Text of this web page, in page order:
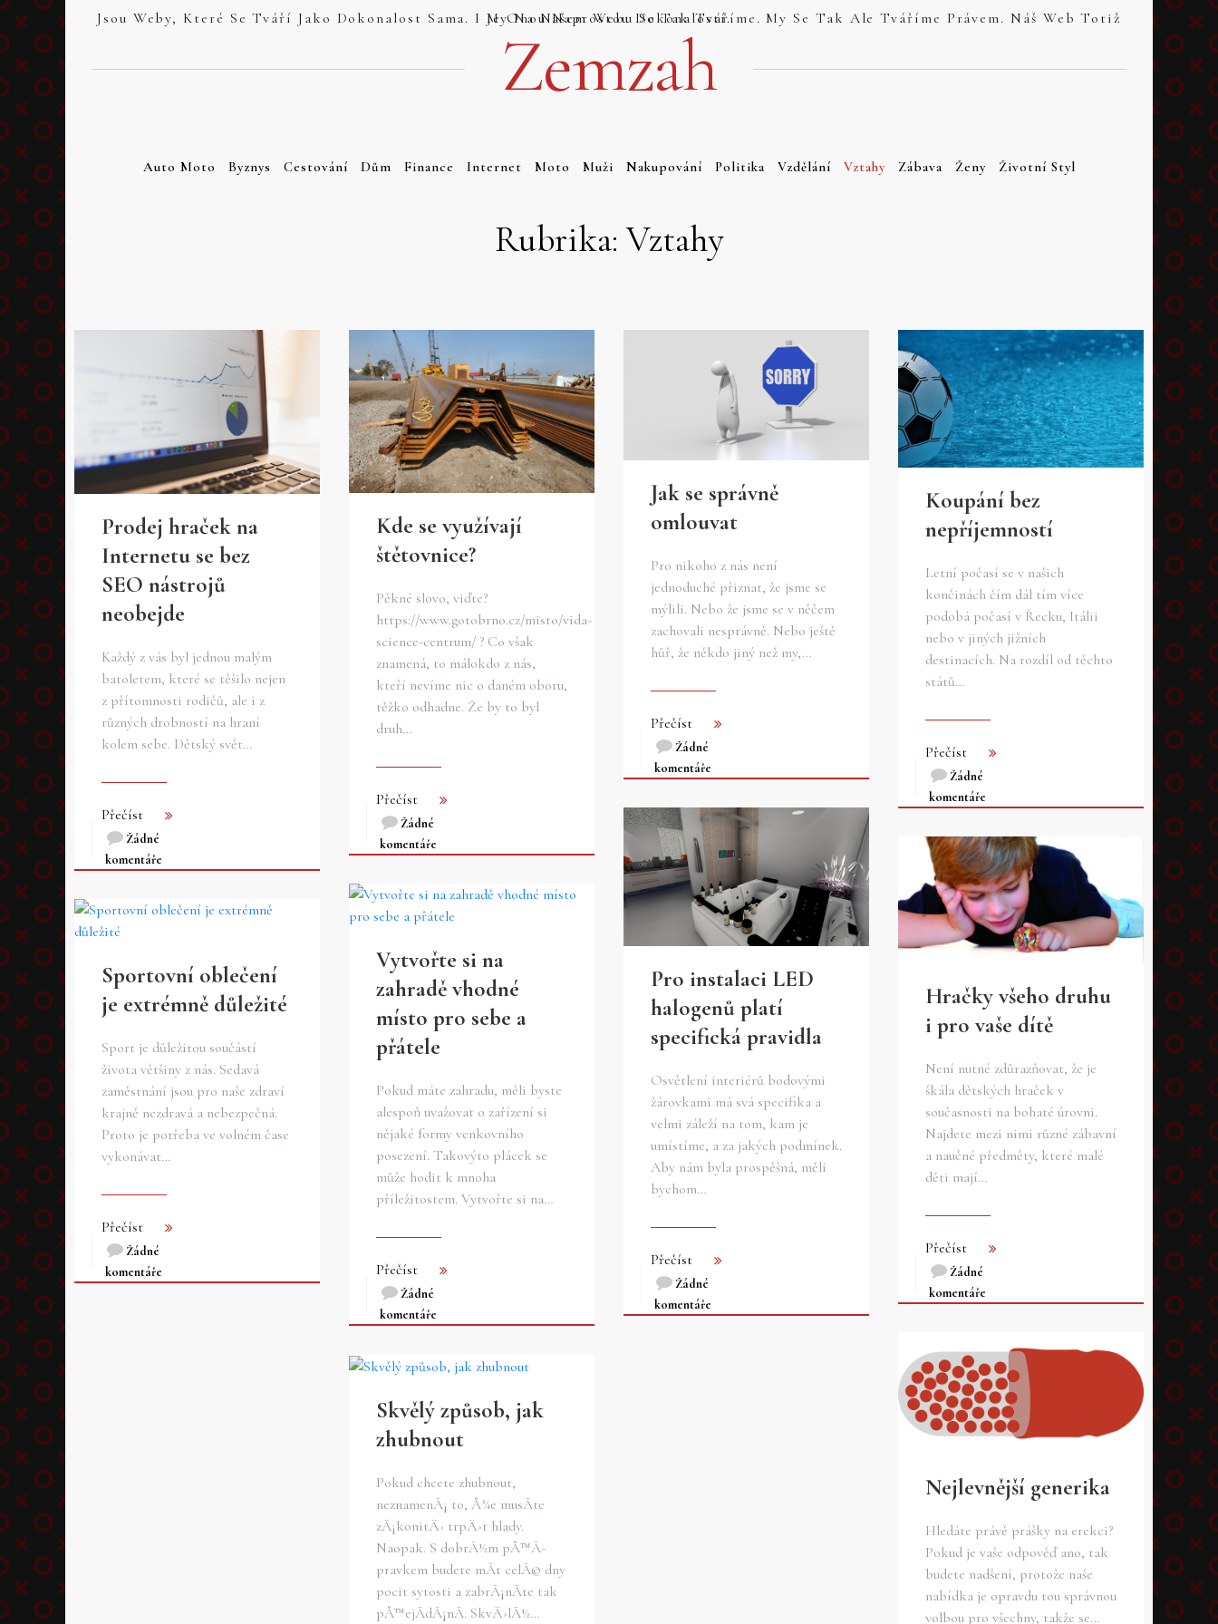
Jsou Weby, Které Se Tváří Jako Dokonalost Sama. I My Na Našem Webu Se Tak Tváříme. My Se Tak Ale Tváříme Právem. Náš Web Totiž Je Onou Naprostou Dokonalostí.
Zemzah
Auto Moto Byznys Cestování Dům Finance Internet Moto Muži Nakupování Politika Vzdělání Vztahy Zábava Ženy Životní Styl
Rubrika:Vztahy
Prodej hraček na
Internetu se bez
SEO nástrojů
neobejde
Každý z vás byl jednou malým
batoletem, které se těšilo nejen
z přítomnosti rodičů, ale i z
různých drobností na hraní
kolem sebe. Dětský svět…
Přečíst
Žádné
komentáře
Sportovní oblečení
je extrémně důležité
Sport je důležitou součástí
života většiny z nás. Sedavá
zaměstnání jsou pro naše zdraví
krajně nezdravá a nebezpečná.
Proto je potřeba ve volném čase
vykonávat…
Přečíst
Žádné
komentáře
Kde se využívají
štětovnice?
Pěkné slovo, viďte?
https://www.gotobrno.cz/misto/vida-
science-centrum/ ? Co však
znamená, to málokdo z nás,
kteří nevíme nic o daném oboru,
těžko odhadne. Že by to byl
druh…
Přečíst
Žádné
komentáře
Vytvořte si na
zahradě vhodné
místo pro sebe a
přátele
Pokud máte zahradu, měli byste
alespoň uvažovat o zařízení si
nějaké formy venkovního
posezení. Takovýto plácek se
může hodit k mnoha
příležitostem. Vytvořte si na…
Přečíst
Žádné
komentáře
Skvělý způsob, jak
zhubnout
Pokud chcete zhubnout,
neznamenÃ¡ to, Å¾e musÃ­te
zÃ¡konitÄ› trpÄ›t hlady.
Naopak. S dobrÃ½m pÅ™Ã­
pravkem budete mÃ­t celÃ© dny
pocit sytosti a zabrÃ¡nÃ­te tak
pÅ™ejÃ­dÃ¡nÃ­. SkvÄ›lÃ½…
Jak se správně
omlouvat
Pro nikoho z nás není
jednoduché přiznat, že jsme se
mýlili. Nebo že jsme se v něčem
zachovali nesprávně. Nebo ještě
hůř, že někdo jiný než my,…
Přečíst
Žádné
komentáře
Pro instalaci LED
halogenů platí
specifická pravidla
Osvětlení interiérů bodovými
žárovkami má svá specifika a
velmi záleží na tom, kam je
umístíme, a za jakých podmínek.
Aby nám byla prospěšná, měli
bychom…
Přečíst
Žádné
komentáře
Koupání bez
nepříjemností
Letní počasí se v našich
končinách čím dál tím více
podobá počasí v Řecku, Itálii
nebo v jiných jižních
destinacích. Na rozdíl od těchto
států…
Přečíst
Žádné
komentáře
Hračky všeho druhu
i pro vaše dítě
Není nutné zdůrazňovat, že je
škála dětských hraček v
současnosti na bohaté úrovni.
Najdete mezi nimi různé zábavní
a naučné předměty, které malé
děti mají…
Přečíst
Žádné
komentáře
Nejlevnější generika
Hledáte právě prášky na erekci?
Pokud je vaše odpověď ano, tak
budete nadšení, protože naše
nabídka je opravdu tou správnou
volbou pro všechny, takže se…